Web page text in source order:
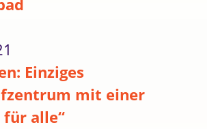
Einziges
mit einer
alle“